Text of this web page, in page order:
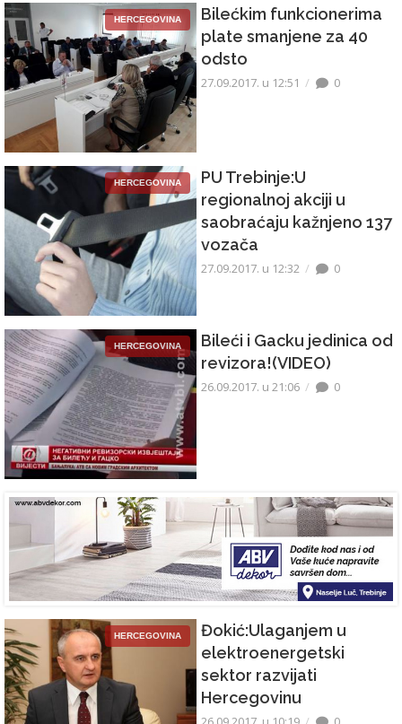
HERCEGOVINA
Bilećkim funkcionerima
plate smanjene za 40
odsto
27.09.2017. u 12:51 0
HERCEGOVINA
PU Trebinje:U
regionalnoj akciji u
saobraćaju kažnjeno 137
vozača
27.09.2017. u 12:32 0
HERCEGOVINA
Bileći i Gacku jedinica od
revizora!(VIDEO)
26.09.2017. u 21:06 0
HERCEGOVINA
Đokić:Ulaganjem u
elektroenergetski
sektor razvijati
Hercegovinu